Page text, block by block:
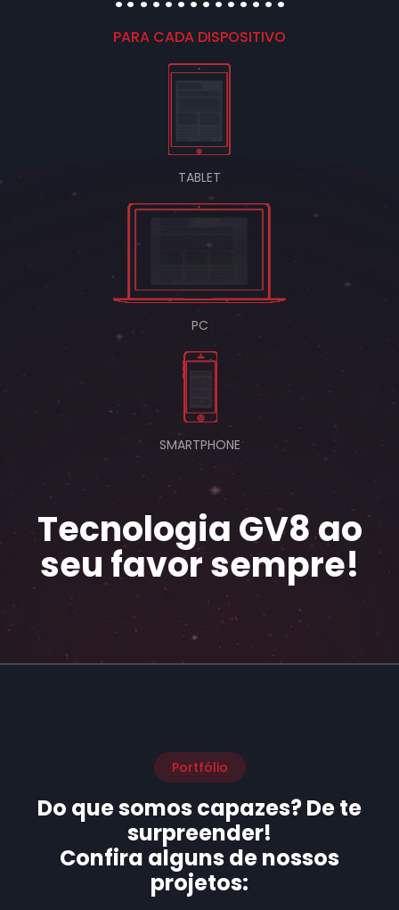
TABLET
PC
PARA CADA DISPOSITIVO
SMARTPHONE
Tecnologia GV8 ao
seu favor sempre!
Portfólio
Do que somos capazes? De te
surpreender!
Confira alguns de nossos
projetos: